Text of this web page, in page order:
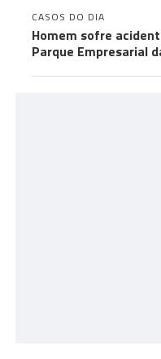
CASOS DO DIA
Homem sofre
Parque Empresarial